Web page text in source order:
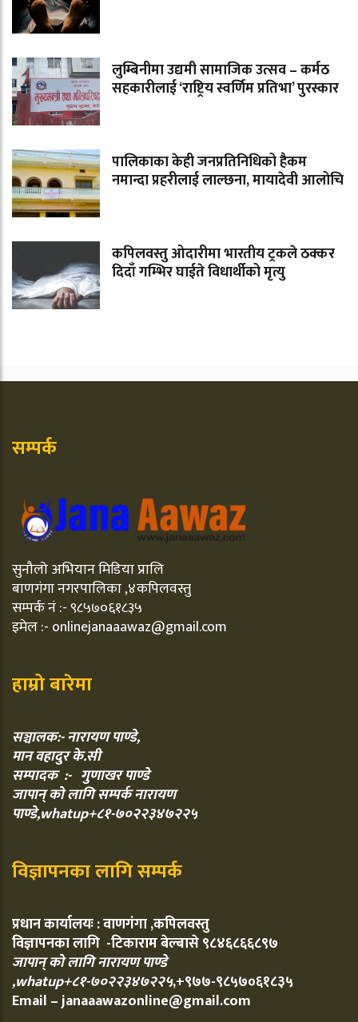
लुम्बिनीमा उद्यमी सामाजिक उत्सव – कर्मठ
सहकारीलाई ‘राष्ट्रिय स्वर्णिम प्रतिभा’ पुरस्कार
पालिकाका केही जनप्रतिनिधिको हैकम
नमान्दा प्रहरीलाई लाल्छना, मायादेवी आलोचि
कपिलवस्तु ओदारीमा भारतीय ट्रकले ठक्कर
दिदाँ गम्भिर घाईते विधार्थीको मृत्यु
सम्पर्क
सुनौलो अभियान मिडिया प्रालि
बाणगंगा नगरपालिका ,४कपिलवस्तु
सम्पर्क नं :- ९८५७०६१८३५
इमेल :- onlinejanaaawaz@gmail.com
हाम्रो बारेमा
सञ्चालक:- नारायण पाण्डे,
मान वहादुर के.सी
सम्पादक :- गुणाखर पाण्डे
जापान् को लागि सम्पर्क नारायण
पाण्डे,whatup+८१-७०२२३४७२२५
विज्ञापनका लागि सम्पर्क
प्रधान कार्यालयः : वाणगंगा ,कपिलवस्तु
विज्ञापनका लागि -टिकाराम बेल्बासे ९८४६८६६८९७
जापान् को लागि नारायण पाण्डे
,whatup+८१-७०२२३४७२२५,+९७७-९८५७०६१८३५
Email – janaaawazonline@gmail.com